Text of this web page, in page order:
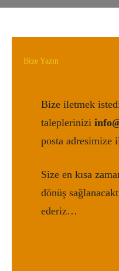
Bize Yazın
Bize iletmek
taleplerinizi
posta adresimize
Size en kısa
dönüş
ederiz…